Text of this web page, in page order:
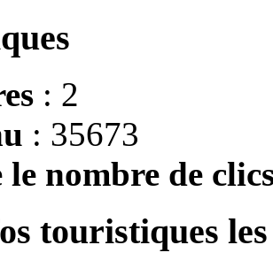
: 2
: 35673
nombre de
touristiques